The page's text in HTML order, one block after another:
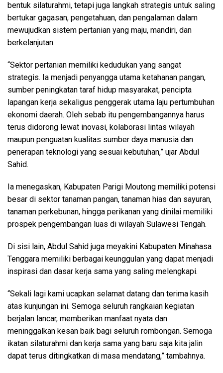
bentuk silaturahmi, tetapi juga langkah strategis untuk saling
bertukar gagasan, pengetahuan, dan pengalaman dalam
mewujudkan sistem pertanian yang maju, mandiri, dan
berkelanjutan.
“Sektor pertanian memiliki kedudukan yang sangat
strategis. Ia menjadi penyangga utama ketahanan pangan,
sumber peningkatan taraf hidup masyarakat, pencipta
lapangan kerja sekaligus penggerak utama laju pertumbuhan
ekonomi daerah. Oleh sebab itu pengembangannya harus
terus didorong lewat inovasi, kolaborasi lintas wilayah
maupun penguatan kualitas sumber daya manusia dan
penerapan teknologi yang sesuai kebutuhan,” ujar Abdul
Sahid.
Ia menegaskan, Kabupaten Parigi Moutong memiliki potensi
besar di sektor tanaman pangan, tanaman hias dan sayuran,
tanaman perkebunan, hingga perikanan yang dinilai memiliki
prospek pengembangan luas di wilayah Sulawesi Tengah.
Di sisi lain, Abdul Sahid juga meyakini Kabupaten Minahasa
Tenggara memiliki berbagai keunggulan yang dapat menjadi
inspirasi dan dasar kerja sama yang saling melengkapi.
“Sekali lagi kami ucapkan selamat datang dan terima kasih
atas kunjungan ini. Semoga seluruh rangkaian kegiatan
berjalan lancar, memberikan manfaat nyata dan
meninggalkan kesan baik bagi seluruh rombongan. Semoga
ikatan silaturahmi dan kerja sama yang baru saja kita jalin
dapat terus ditingkatkan di masa mendatang,” tambahnya.